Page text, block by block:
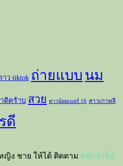
าว tiktok ถ่ายแบบ นม
ดิคร้าบ สวย สาวน้อยเบอร์ 16 สาวเกาหลี
ดี
ญิง ชาย ให้ได้ ติดตาม แจกวาร์ป